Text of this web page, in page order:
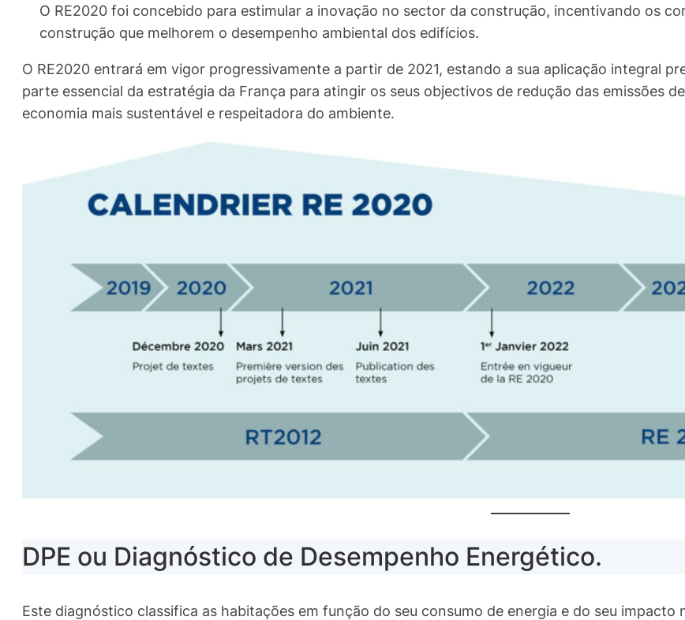
O RE2020 foi concebido para estimular a inovação no sector da construção, incentivando os
construção que melhorem o desempenho ambiental dos edifícios.
O RE2020 entrará em vigor progressivamente a partir de 2021, estando a sua aplicação integral
parte essencial da estratégia da França para atingir os seus objectivos de redução das emissões
economia mais sustentável e respeitadora do ambiente.
DPE ou Diagnóstico de Desempenho Energético.
Este diagnóstico classifica as habitações em função do seu consumo de energia e do seu impacto